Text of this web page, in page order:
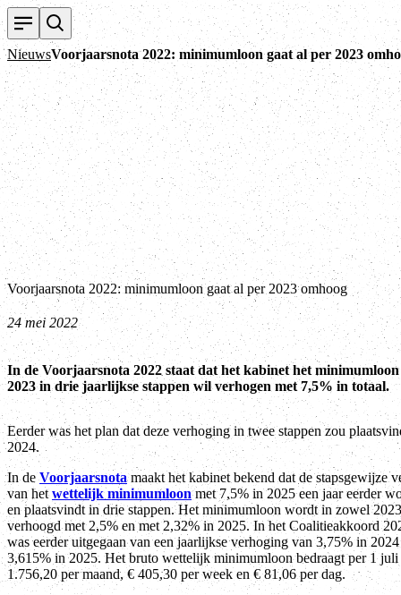
NieuwsVoorjaarsnota 2022: minimumloon gaat al per 2023
Voorjaarsnota 2022: minimumloon gaat al per 2023 omhoog
24 mei 2022
In de Voorjaarsnota 2022 staat dat het kabinet het
2023 in drie jaarlijkse stappen wil verhogen met 7,5% in totaal.
Eerder was het plan dat deze verhoging in twee stappen zou
2024.
In deVoorjaarsnotamaakt het kabinet bekend dat de stapsgewijze
van hetwettelijk minimumloonmet 7,5% in 2025 een jaar eerder
en plaatsvindt in drie stappen. Het minimumloon wordt in zowel
verhoogd met 2,5% en met 2,32% in 2025. In het Coalitieakkoord
was eerder uitgegaan van een jaarlijkse verhoging van 3,75% in
3,615% in 2025. Het bruto wettelijk minimumloon bedraagt per 1
1.756,20 per maand, € 405,30 per week en € 81,06 per dag.